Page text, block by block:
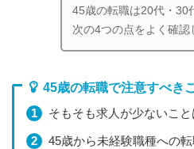
45歳の転職は20代・30
次の4つの点をよく確認
45歳の転職で注意すべき
そもそも求人が少ないこと
45歳から未経験職種への